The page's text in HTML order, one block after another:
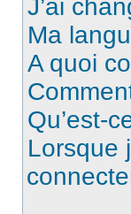
J’ai
Ma
A quoi
Qu’est-
Lorsque